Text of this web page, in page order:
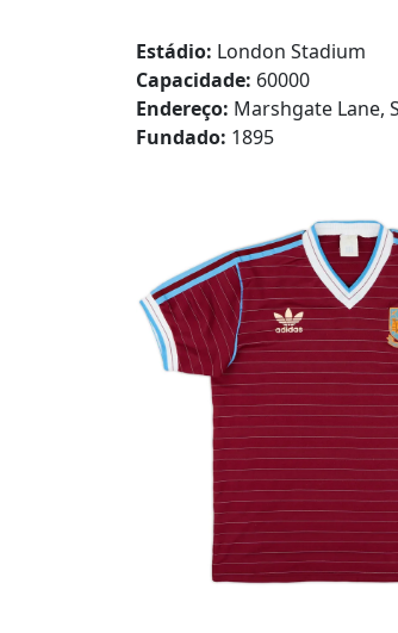
Estádio: London Stadium
Capacidade: 60000
Endereço: Marshgate Lane,
Fundado: 1895